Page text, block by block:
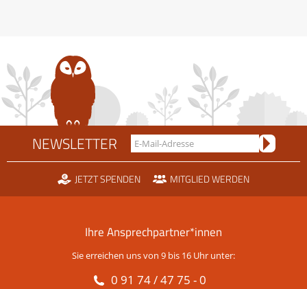
Scheidtobelbahn
NEWSLETTER
JETZT SPENDEN MITGLIED WERDEN
Ihre Ansprechpartner*innen
Sie erreichen uns von 9 bis 16 Uhr unter:
0 91 74 / 47 75 - 0